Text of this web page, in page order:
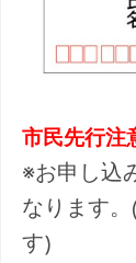
市民先行注
※お申し込
なります
す)